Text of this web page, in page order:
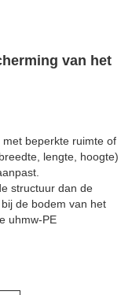
van het
beperkte ruimte of
lengte, hoogte)
structuur dan de
de bodem van het
uhmw-PE